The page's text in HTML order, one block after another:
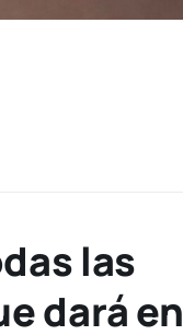
las
dará en